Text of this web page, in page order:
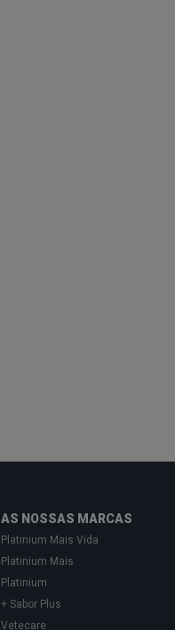
AS NOSSAS MARCAS
Platinium Mais Vida
Platinium Mais
Platinium
+ Sabor Plus
Vetecare